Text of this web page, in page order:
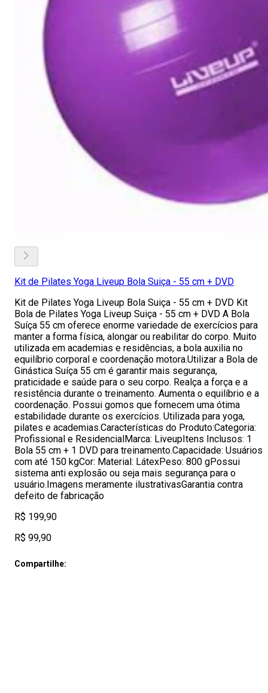
Kit de Pilates Yoga Liveup Bola Suiça - 55 cm + DVD
Kit de Pilates Yoga Liveup Bola Suiça - 55 cm + DVD Kit
Bola de Pilates Yoga Liveup Suiça - 55 cm + DVD A Bola
Suíça 55 cm oferece enorme variedade de exercícios para
manter a forma física, alongar ou reabilitar do corpo. Muito
utilizada em academias e residências, a bola auxilia no
equilíbrio corporal e coordenação motora.Utilizar a Bola de
Ginástica Suíça 55 cm é garantir mais segurança,
praticidade e saúde para o seu corpo. Realça a força e a
resistência durante o treinamento. Aumenta o equilíbrio e a
coordenação. Possui gomos que fornecem uma ótima
estabilidade durante os exercícios. Utilizada para yoga,
pilates e academias.Características do Produto:Categoria:
Profissional e ResidencialMarca: LiveupItens Inclusos: 1
Bola 55 cm + 1 DVD para treinamento.Capacidade: Usuários
com até 150 kgCor: Material: LátexPeso: 800 gPossui
sistema anti explosão ou seja mais segurança para o
usuário.Imagens meramente ilustrativasGarantia contra
defeito de fabricação
R$ 199,90
R$ 99,90
Compartilhe: